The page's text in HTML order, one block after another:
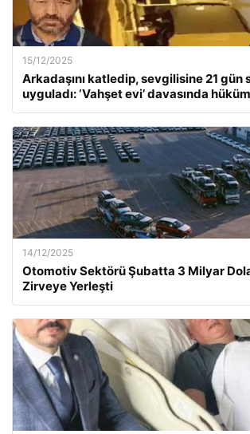
15/12/2025
Arkadaşını katledip, sevgilisine 21 gün
uyguladı: ‘Vahşet evi’ davasında
14/12/2025
Otomotiv Sektörü Şubatta 3 Milyar
Zirveye Yerleşti